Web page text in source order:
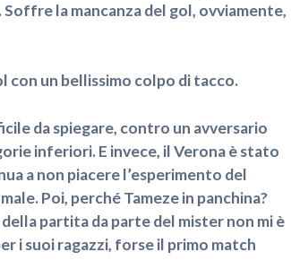
la mancanza del gol, ovviamente,
con un bellissimo colpo di tacco.
da spiegare, contro un avversario
inferiori. E invece, il Verona è stato
a non piacere l’esperimento del
Poi, perché Tameze in panchina?
partita da parte del mister non mi è
i suoi ragazzi, forse il primo match